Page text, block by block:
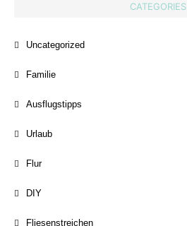
CATEGORIES
Uncategorized
Familie
Ausflugstipps
Urlaub
Flur
DIY
Fliesenstreichen